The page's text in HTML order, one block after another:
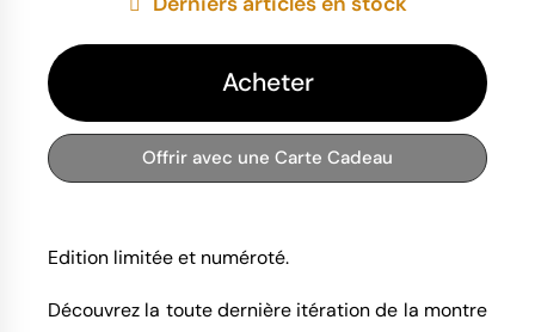
Acheter
Offrir avec une Carte Cadeau
Edition limitée et numéroté.
Découvrez la toute dernière itération de la montre